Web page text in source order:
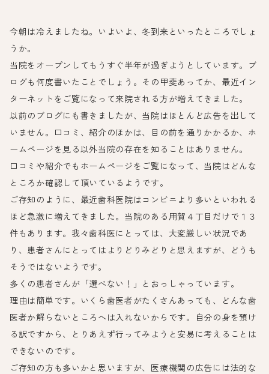
今朝は冷えましたね。いよいよ、冬到来といったところでしょ
うか。
当院をオープンしてもうすぐ半年が過ぎようとしています。ブ
ログも何度書いたことでしょう。その甲斐あってか、最近イン
ターネットをご覧になって来院される方が増えてきました。
以前のブログにも書きましたが、当院はほとんど広告を出して
いません。口コミ、紹介のほかは、目の前を通りかかるか、ホ
ームページを見る以外当院の存在を知ることはありません。
口コミや紹介でもホームページをご覧になって、当院はどんな
ところか確認して頂いているようです。
ご存知のように、最近歯科医院はコンビニより多いといわれる
ほど急激に増えてきました。当院のある用賀４丁目だけで１３
件もあります。我々歯科医にとっては、大変厳しい状況であ
り、患者さんにとってはよりどりみどりと思えますが、どうも
そうではないようです。
多くの患者さんが「選べない！」とおっしゃっています。
理由は簡単です。いくら歯医者がたくさんあっても、どんな歯
医者か解らないところへは入れないからです。自分の身を預け
る訳ですから、とりあえず行ってみようと安易に考えることは
できないのです。
ご存知の方も多いかと思いますが、医療機関の広告には法的な